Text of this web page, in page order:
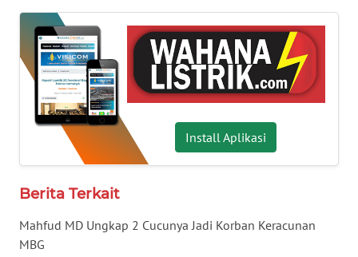
Install Aplikasi
Berita Terkait
Mahfud MD Ungkap 2 Cucunya Jadi Korban Keracunan
MBG
LAMPUNG
WN
JATENG
WN
NUSANTARA
JOGJA
WN
JATIM